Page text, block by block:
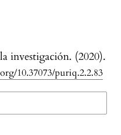
investigación. (2020).
10.37073/puriq.2.2.83